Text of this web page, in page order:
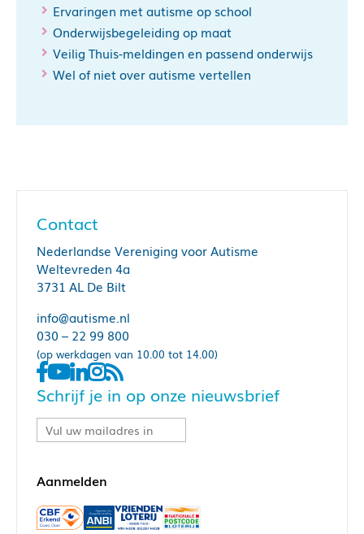
Ervaringen met autisme op school
Onderwijsbegeleiding op maat
Veilig Thuis-meldingen en passend onderwijs
Wel of niet over autisme vertellen
Contact
Nederlandse Vereniging voor Autisme
Weltevreden 4a
3731 AL De Bilt
info@autisme.nl
030 – 22 99 800
(op werkdagen van 10.00 tot 14.00)
Schrijf je in op onze nieuwsbrief